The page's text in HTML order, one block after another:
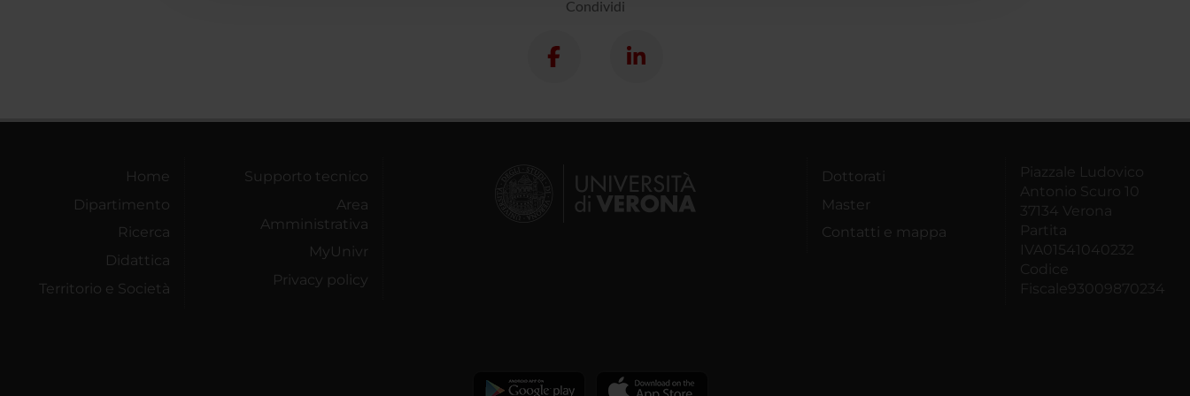
Condividi
Home
Dipartimento
Ricerca
Didattica
Territorio e Società
Supporto tecnico
Area
Amministrativa
MyUnivr
Privacy policy
Dottorati
Master
Contatti e mappa
Piazzale Ludovico
Antonio Scuro 10
37134 Verona
Partita
IVA01541040232
Codice
Fiscale93009870234